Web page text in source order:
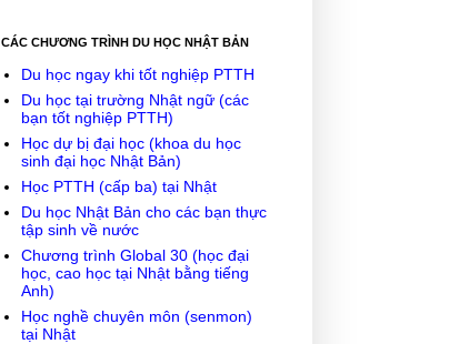
CÁC CHƯƠNG TRÌNH DU HỌC NHẬT BẢN
Du học ngay khi tốt nghiệp PTTH
Du học tại trường Nhật ngữ (các
bạn tốt nghiệp PTTH)
Học dự bị đại học (khoa du học
sinh đại học Nhật Bản)
Học PTTH (cấp ba) tại Nhật
Du học Nhật Bản cho các bạn thực
tập sinh về nước
Chương trình Global 30 (học đại
học, cao học tại Nhật bằng tiếng
Anh)
Học nghề chuyên môn (senmon)
tại Nhật